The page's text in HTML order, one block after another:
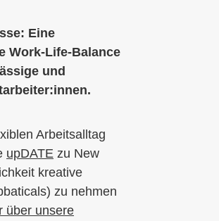
Eine
Work-Life-Balance
und
Arbeitsalltag
upDATE zu New
kreative
zu nehmen
über unsere